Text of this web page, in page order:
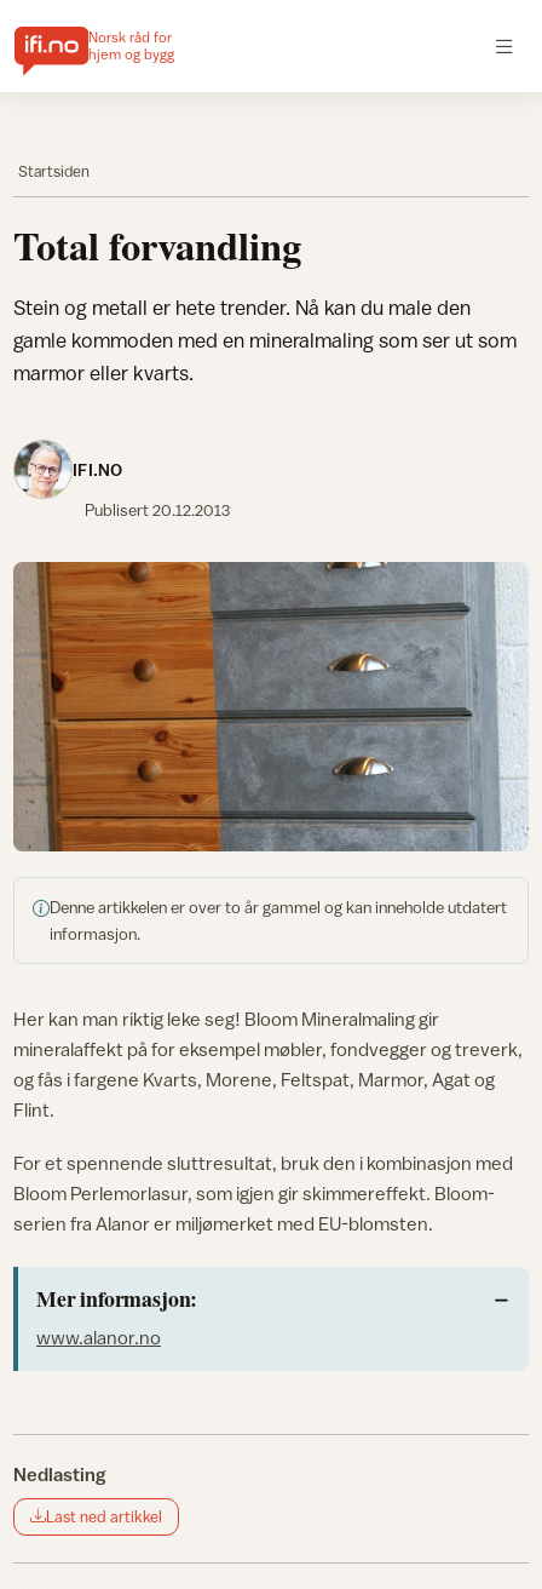
Norsk råd for
hjem og bygg
Startsiden
Total forvandling
Stein og metall er hete trender. Nå kan du male den
gamle kommoden med en mineralmaling som ser ut som
marmor eller kvarts.
IFI.NO
Publisert20.12.2013
Denne artikkelen er over to år gammel og kan inneholde utdatert
informasjon.
Her kan man riktig leke seg! Bloom Mineralmaling gir
mineralaffekt på for eksempel møbler, fondvegger og treverk,
og fås i fargene Kvarts, Morene, Feltspat, Marmor, Agat og
Flint.
For et spennende sluttresultat, bruk den i kombinasjon med
Bloom Perlemorlasur, som igjen gir skimmereffekt. Bloom-
serien fra Alanor er miljømerket med EU-blomsten.
Mer informasjon:
www.alanor.no
Nedlasting
Last ned artikkel